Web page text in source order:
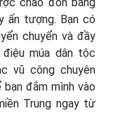
ấn tượng. Bạn có
chuyển và đầy
múa dân tộc
vũ công chuyên
đắm mình vào
Trung ngay từ